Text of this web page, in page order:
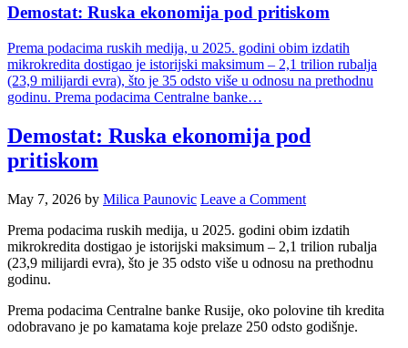
Demostat: Ruska ekonomija pod pritiskom
Prema podacima ruskih medija, u 2025. godini obim izdatih
mikrokredita dostigao je istorijski maksimum – 2,1 trilion rubalja
(23,9 milijardi evra), što je 35 odsto više u odnosu na prethodnu
godinu. Prema podacima Centralne banke…
Demostat: Ruska ekonomija pod
pritiskom
May 7, 2026 by Milica Paunovic Leave a Comment
Prema podacima ruskih medija, u 2025. godini obim izdatih
mikrokredita dostigao je istorijski maksimum – 2,1 trilion rubalja
(23,9 milijardi evra), što je 35 odsto više u odnosu na prethodnu
godinu.
Prema podacima Centralne banke Rusije, oko polovine tih kredita
odobravano je po kamatama koje prelaze 250 odsto godišnje.